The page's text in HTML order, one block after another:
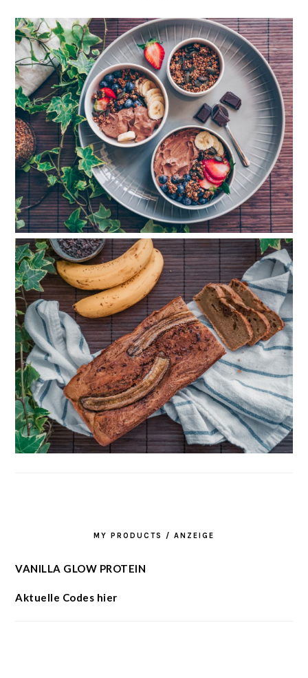
MY PRODUCTS / ANZEIGE
VANILLA GLOW PROTEIN
Aktuelle Codes hier